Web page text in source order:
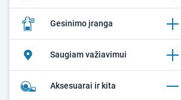
Gesinimo įranga
Saugiam važiavimui
Aksesuarai ir kita